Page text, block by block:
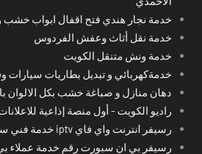
خدمة نجار هندي فتح اقفال ابواب خشب
خدمة نقل أثاث وعفش الفردوس
خدمة ونش متنقل الكويت
خدمةكهربائي و تبديل بطاريات
دهان منازل و صباغة خشب بكل الالوان
راديو الكويت - أول منصة إذاعية
رسيفر انترنت واي فاي iptv خدمة فني ستلايت المنقف
رسيفر بي ان سبورت رقم خدمة عملاء